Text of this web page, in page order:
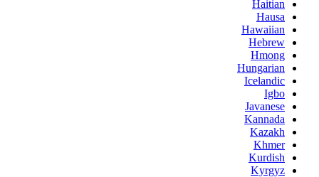
Haitian
Hausa
Hawaiian
Hebrew
Hmong
Hungarian
Icelandic
Igbo
Javanese
Kannada
Kazakh
Khmer
Kurdish
Kyrgyz